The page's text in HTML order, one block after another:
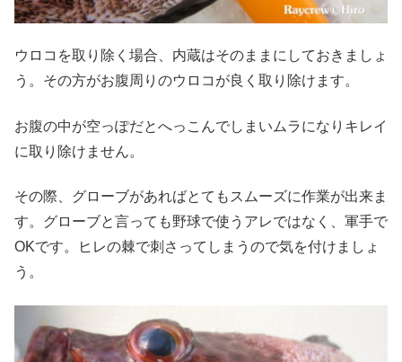
ウロコを取り除く場合、内蔵はそのままにしておきましょ
う。その方がお腹周りのウロコが良く取り除けます。
お腹の中が空っぽだとへっこんでしまいムラになりキレイ
に取り除けません。
その際、グローブがあればとてもスムーズに作業が出来ま
す。グローブと言っても野球で使うアレではなく、軍手で
OKです。ヒレの棘で刺さってしまうので気を付けましょ
う。